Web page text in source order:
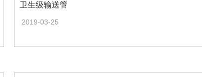
卫生级输送管
2019-03-25